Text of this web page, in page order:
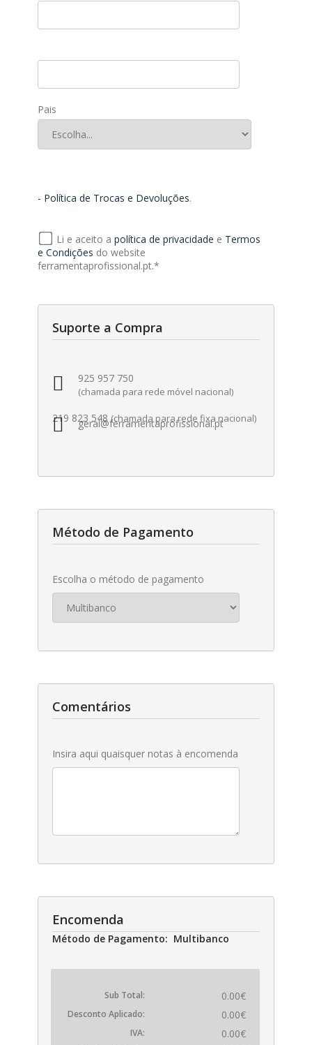
Pais
- Política de Trocas e Devoluções.
Li e aceito a política de privacidade e Termos
e Condições do website
ferramentaprofissional.pt.*
Suporte a Compra
925 957 750
(chamada para rede móvel nacional)
219 823 548(chamada para rede fixa nacional)
geral@ferramentaprofissional.pt
Método de Pagamento
Escolha o método de pagamento
Comentários
Insira aqui quaisquer notas à encomenda
Encomenda
Método de Pagamento: Multibanco
Sub Total: 0.00€
Desconto Aplicado: 0.00€
IVA: 0.00€